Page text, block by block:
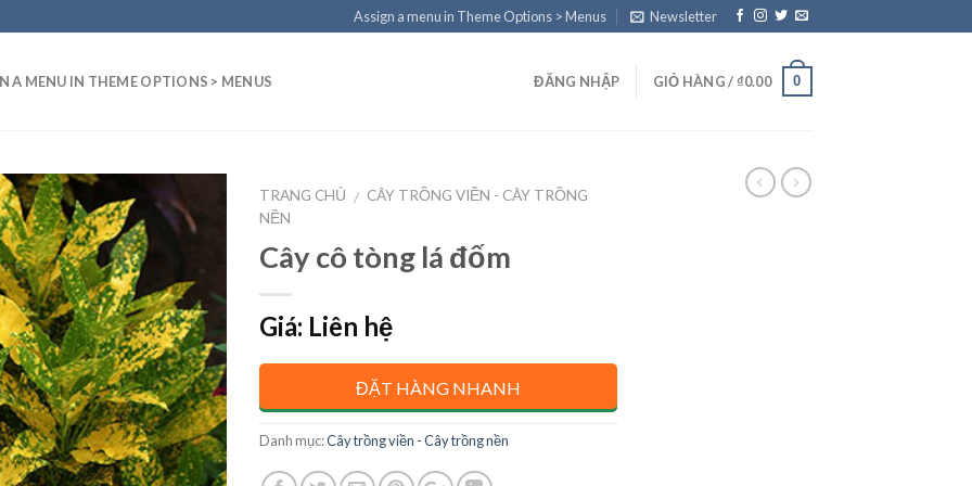
Assign a menu in Theme Options > Menus Newsletter
A MENU IN THEME OPTIONS > MENUS ĐĂNG NHẬP GIỎ HÀNG / ₫0.00 0
TRANG CHỦ / CÂY TRỒNG VIỀN - CÂY TRỒNG
NỀN
Cây cô tòng lá đốm
Giá: Liên hệ
ĐẶT HÀNG NHANH
Danh mục:Cây trồng viền - Cây trồng nền